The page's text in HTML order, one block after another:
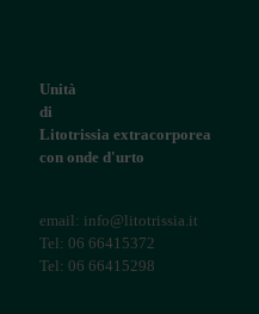
Unità
di
Litotrissia extracorporea
con onde d'urto
email: info@litotrissia.it
Tel: 06 66415372
Tel: 06 66415298